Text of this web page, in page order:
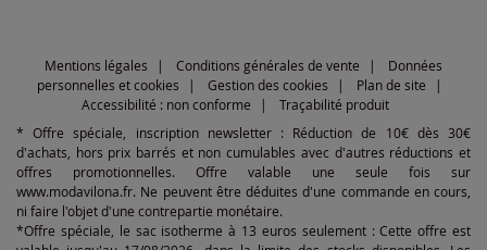
Mentions légales Conditions générales de vente
Données
personnelles et cookies
Gestion des cookies
Plan de site
Accessibilité : non conforme
Traçabilité produit
* Offre spéciale, inscription newsletter : Réduction de 10€ dès 30€
d'achats, hors prix barrés et non cumulables avec d'autres réductions et
offres promotionnelles. Offre valable une seule fois sur
www.modavilona.fr. Ne peuvent être déduites d'une commande en cours,
ni faire l'objet d'une contrepartie monétaire.
*Offre spéciale, le sac isotherme à 13 euros seulement : Cette offre est